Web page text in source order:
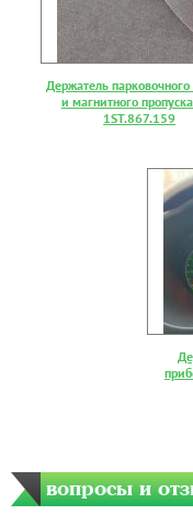
Держатель парковочного
и магнитного
1ST.867.159
вопросы и